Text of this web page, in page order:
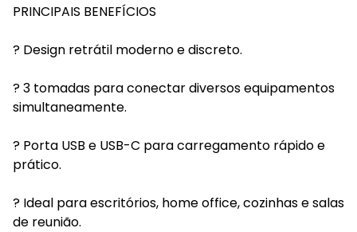
PRINCIPAIS BENEFÍCIOS
? Design retrátil moderno e discreto.
? 3 tomadas para conectar diversos equipamentos
simultaneamente.
? Porta USB e USB-C para carregamento rápido e
prático.
? Ideal para escritórios, home office, cozinhas e salas
de reunião.